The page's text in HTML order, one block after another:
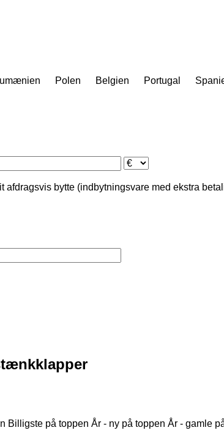
Polen Belgien Portugal
afdragsvis bytte (indbytningsvare med ekstra
Billigste på toppen År - ny på toppen År - gamle